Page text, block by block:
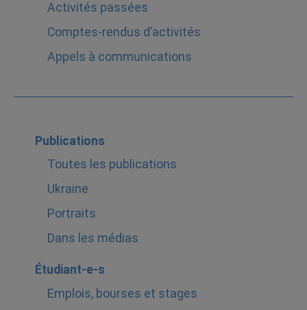
Activités passées
Comptes-rendus d’activités
Appels à communications
Publications
Toutes les publications
Ukraine
Portraits
Dans les médias
Étudiant-e-s
Emplois, bourses et stages